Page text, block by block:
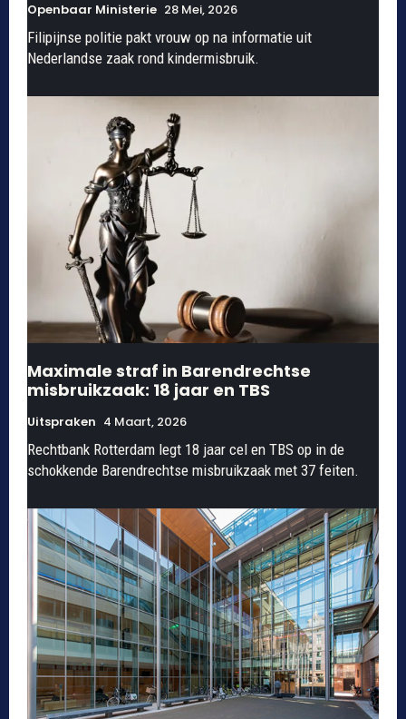
Openbaar Ministerie 28 Mei, 2026
Filipijnse politie pakt vrouw op na informatie uit
Nederlandse zaak rond kindermisbruik.
Maximale straf in Barendrechtse
misbruikzaak: 18 jaar en TBS
Uitspraken 4 Maart, 2026
Rechtbank Rotterdam legt 18 jaar cel en TBS op in de
schokkende Barendrechtse misbruikzaak met 37 feiten.